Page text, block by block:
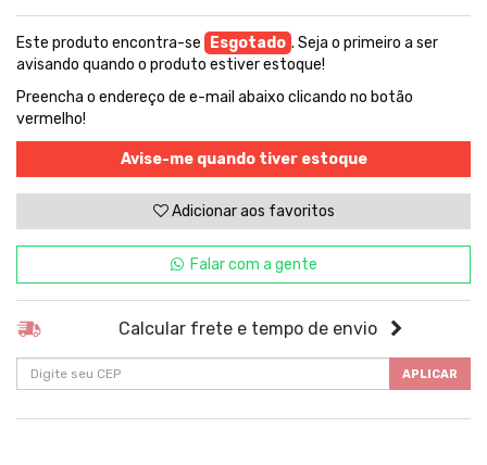
Este produto encontra-se Esgotado . Seja o primeiro a ser
avisando quando o produto estiver estoque!
Preencha o endereço de e-mail abaixo clicando no botão
vermelho!
Avise-me quando tiver estoque
Adicionar aos favoritos
Falar com a gente
Calcular frete e tempo de envio
APLICAR